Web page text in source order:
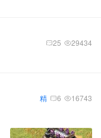
29434
25
16743
6
精